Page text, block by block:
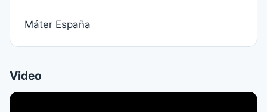
Máter España
Video